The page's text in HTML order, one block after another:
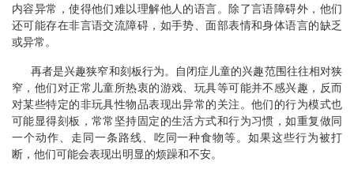
内容异常，使得他们难以理解他人的语言。除了言语障碍外，他们
还可能存在非言语交流障碍，如手势、面部表情和身体语言的缺乏
或异常。
再者是兴趣狭窄和刻板行为。自闭症儿童的兴趣范围往往相对狭
窄，他们对正常儿童所热衷的游戏、玩具等可能并不感兴趣，反而
对某些特定的非玩具性物品表现出异常的关注。他们的行为模式也
可能显得刻板，常常坚持固定的生活方式和行为习惯，如重复做同
一个动作、走同一条路线、吃同一种食物等。如果这些行为被打
断，他们可能会表现出明显的烦躁和不安。